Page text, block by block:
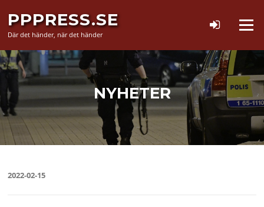
innehåll
PPPRESS.SE
Där det händer, när det händer
Meny
NYHETER
2022-02-15